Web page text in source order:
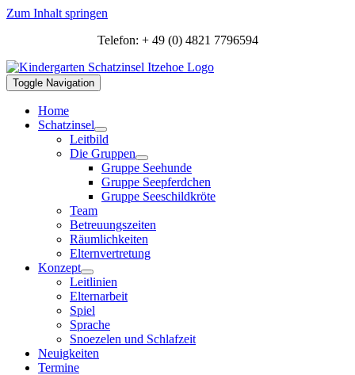
Zum Inhalt springen
Telefon: + 49 (0) 4821 7796594
Toggle Navigation
Home
Schatzinsel
Leitbild
Die Gruppen
Gruppe Seehunde
Gruppe Seepferdchen
Gruppe Seeschildkröte
Team
Betreuungszeiten
Räumlichkeiten
Elternvertretung
Konzept
Leitlinien
Elternarbeit
Spiel
Sprache
Snoezelen und Schlafzeit
Neuigkeiten
Termine